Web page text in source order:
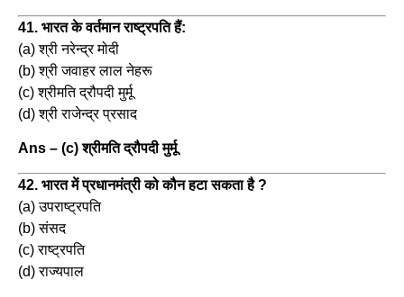
41. भारत के वर्तमान राष्ट्रपति हैं:
(a) श्री नरेन्द्र मोदी
(b) श्री जवाहर लाल नेहरू
(c) श्रीमति द्रौपदी मुर्मू
(d) श्री राजेन्द्र प्रसाद
Ans – (c) श्रीमति द्रौपदी मुर्मू
42. भारत में प्रधानमंत्री को कौन हटा सकता है ?
(a) उपराष्ट्रपति
(b) संसद
(c) राष्ट्रपति
(d) राज्यपाल